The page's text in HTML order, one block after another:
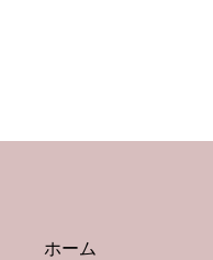
ホーム